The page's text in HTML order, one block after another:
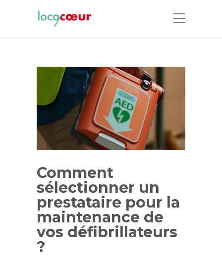
Comment
sélectionner un
prestataire pour la
maintenance de
vos défibrillateurs
?